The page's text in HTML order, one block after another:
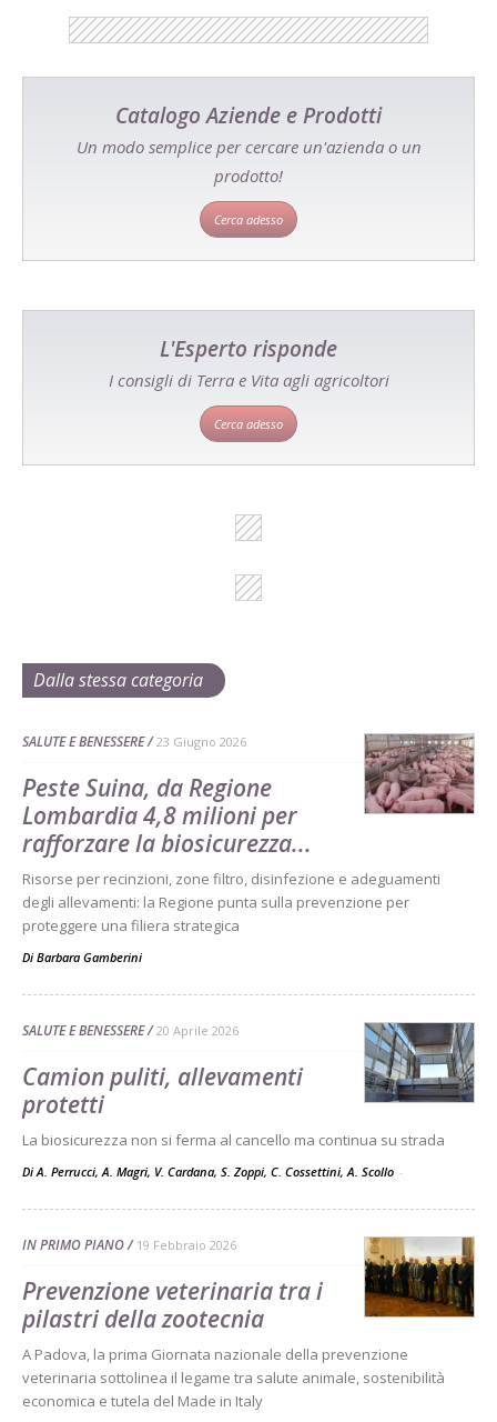
Catalogo Aziende e Prodotti
Un modo semplice per cercare un'azienda o un
prodotto!
Cerca adesso
L'Esperto risponde
I consigli di Terra e Vita agli agricoltori
Cerca adesso
Dalla stessa categoria
SALUTE E BENESSERE 23 Giugno 2026
Peste Suina, da Regione
Lombardia 4,8 milioni per
rafforzare la biosicurezza...
Risorse per recinzioni, zone filtro, disinfezione e adeguamenti
degli allevamenti: la Regione punta sulla prevenzione per
proteggere una filiera strategica
Di Barbara Gamberini
SALUTE E BENESSERE 20 Aprile 2026
Camion puliti, allevamenti
protetti
La biosicurezza non si ferma al cancello ma continua su strada
Di A. Perrucci, A. Magri, V. Cardana, S. Zoppi, C. Cossettini, A. Scollo -
IN PRIMO PIANO 19 Febbraio 2026
Prevenzione veterinaria tra i
pilastri della zootecnia
A Padova, la prima Giornata nazionale della prevenzione
veterinaria sottolinea il legame tra salute animale, sostenibilità
economica e tutela del Made in Italy